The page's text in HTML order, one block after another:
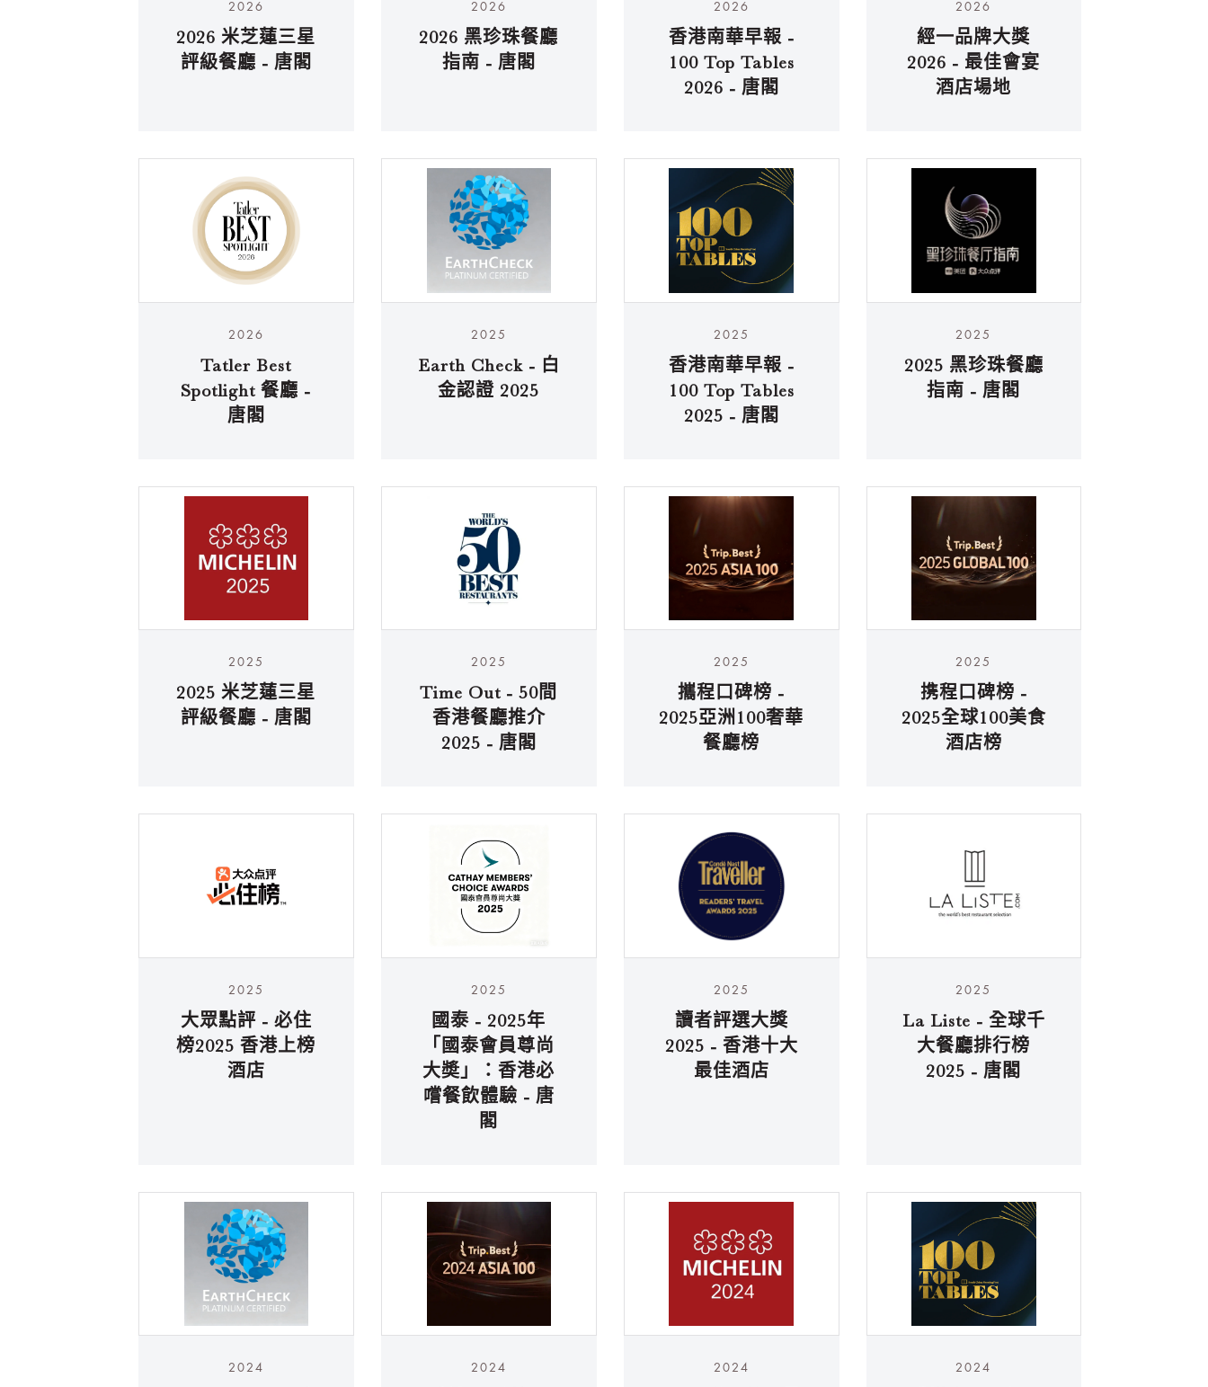
2026
2026 米芝蓮三星
評級餐廳 - 唐閣
2026
2026 黑珍珠餐廳
指南 - 唐閣
2026
香港南華早報 -
100 Top Tables
2026 - 唐閣
2026
經一品牌大獎
2026 - 最佳會宴
酒店場地
2026
Tatler Best
Spotlight 餐廳 -
唐閣
2025
Earth Check - 白
金認證 2025
2025
香港南華早報 -
100 Top Tables
2025 - 唐閣
2025
2025 黑珍珠餐廳
指南 - 唐閣
2025
2025 米芝蓮三星
評級餐廳 - 唐閣
2025
Time Out - 50間
香港餐廳推介
2025 - 唐閣
2025
攜程口碑榜 -
2025亞洲100奢華
餐廳榜
2025
携程口碑榜 -
2025全球100美食
酒店榜
2025
大眾點評 - 必住
榜2025 香港上榜
酒店
2025
國泰 - 2025年
「國泰會員尊尚
大奬」：香港必
嚐餐飲體驗 - 唐
閣
2025
讀者評選大獎
2025 - 香港十大
最佳酒店
2025
La Liste - 全球千
大餐廳排行榜
2025 - 唐閣
2024 2024 2024 2024